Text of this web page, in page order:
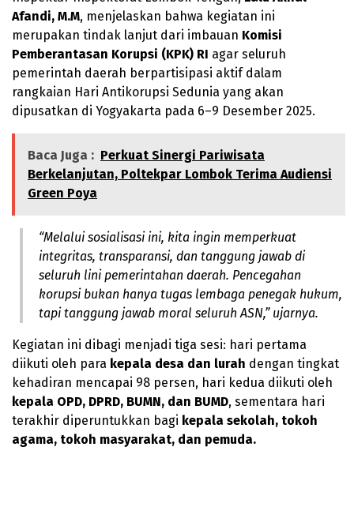
Afandi, M.M, menjelaskan bahwa kegiatan ini
merupakan tindak lanjut dari imbauan Komisi
Pemberantasan Korupsi (KPK) RI agar seluruh
pemerintah daerah berpartisipasi aktif dalam
rangkaian Hari Antikorupsi Sedunia yang akan
dipusatkan di Yogyakarta pada 6–9 Desember 2025.
Baca Juga : Perkuat Sinergi Pariwisata
Berkelanjutan, Poltekpar Lombok Terima Audiensi
Green Poya
“Melalui sosialisasi ini, kita ingin memperkuat
integritas, transparansi, dan tanggung jawab di
seluruh lini pemerintahan daerah. Pencegahan
korupsi bukan hanya tugas lembaga penegak hukum,
tapi tanggung jawab moral seluruh ASN,” ujarnya.
Kegiatan ini dibagi menjadi tiga sesi: hari pertama
diikuti oleh para kepala desa dan lurah dengan tingkat
kehadiran mencapai 98 persen, hari kedua diikuti oleh
kepala OPD, DPRD, BUMN, dan BUMD, sementara hari
terakhir diperuntukkan bagi kepala sekolah, tokoh
agama, tokoh masyarakat, dan pemuda.